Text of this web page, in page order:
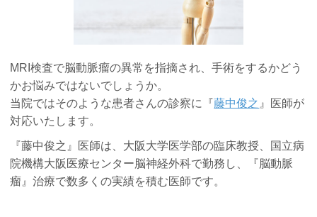
MRI検査で脳動脈瘤の異常を指摘され、手術をするかどう
かお悩みではないでしょうか。
当院ではそのような患者さんの診察に『藤中俊之 』医師が
対応いたします。
『藤中俊之』医師は、大阪大学医学部の臨床教授、国立病
院機構大阪医療センター脳神経外科で勤務し、『脳動脈
瘤』治療で数多くの実績を積む医師です。